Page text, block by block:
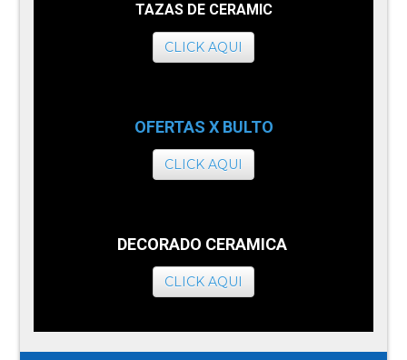
TAZAS DE CERAMIC
CLICK AQUI
OFERTAS X BULTO
CLICK AQUI
DECORADO CERAMICA
CLICK AQUI